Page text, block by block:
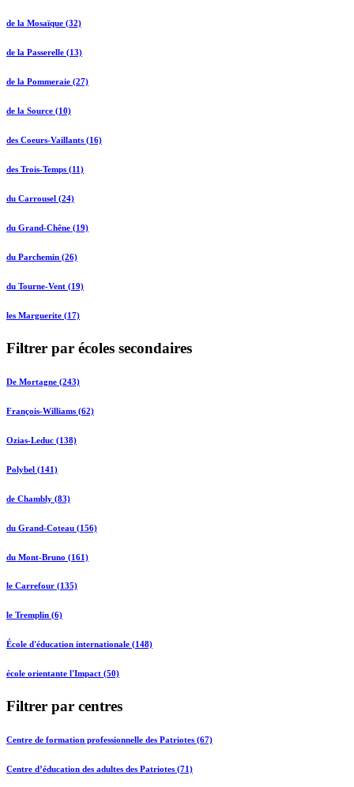
de la Mosaïque (32)
de la Passerelle (13)
de la Pommeraie (27)
de la Source (10)
des Coeurs-Vaillants (16)
des Trois-Temps (11)
du Carrousel (24)
du Grand-Chêne (19)
du Parchemin (26)
du Tourne-Vent (19)
les Marguerite (17)
Filtrer par écoles secondaires
De Mortagne (243)
François-Williams (62)
Ozias-Leduc (138)
Polybel (141)
de Chambly (83)
du Grand-Coteau (156)
du Mont-Bruno (161)
le Carrefour (135)
le Tremplin (6)
École d'éducation internationale (148)
école orientante l'Impact (50)
Filtrer par centres
Centre de formation professionnelle des Patriotes (67)
Centre d’éducation des adultes des Patriotes (71)